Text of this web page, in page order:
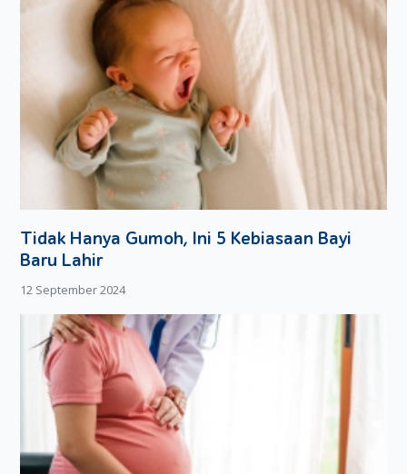
sebelum proses menjelang persalinan. Hal ini bertujuan agar
Moms dapat melakukan teknik pernafasan dengan benar
agar proses melahirkan berjalan dengan baik.
Dengan melakukan beberapa tips di atas, masalah
menjelang persalinan dapat diatasi dengan mudah dan
dapat merasa lebih rileks ketika menghadapi proses
persalinan.
Tidak Hanya Gumoh, Ini 5 Kebiasaan Bayi
Baru Lahir
12 September 2024